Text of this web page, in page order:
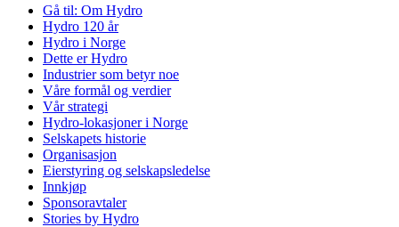
Gå til: Om Hydro
Hydro 120 år
Hydro i Norge
Dette er Hydro
Industrier som betyr noe
Våre formål og verdier
Vår strategi
Hydro-lokasjoner i Norge
Selskapets historie
Organisasjon
Eierstyring og selskapsledelse
Innkjøp
Sponsoravtaler
Stories by Hydro